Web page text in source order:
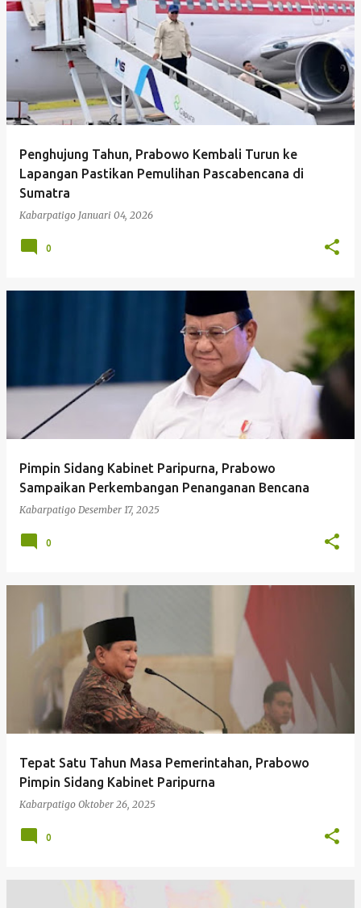
Penghujung Tahun, Prabowo Kembali Turun ke
Lapangan Pastikan Pemulihan Pascabencana di
Sumatra
Kabarpatigo Januari 04, 2026
0
Pimpin Sidang Kabinet Paripurna, Prabowo
Sampaikan Perkembangan Penanganan Bencana
Kabarpatigo Desember 17, 2025
0
Tepat Satu Tahun Masa Pemerintahan, Prabowo
Pimpin Sidang Kabinet Paripurna
Kabarpatigo Oktober 26, 2025
0